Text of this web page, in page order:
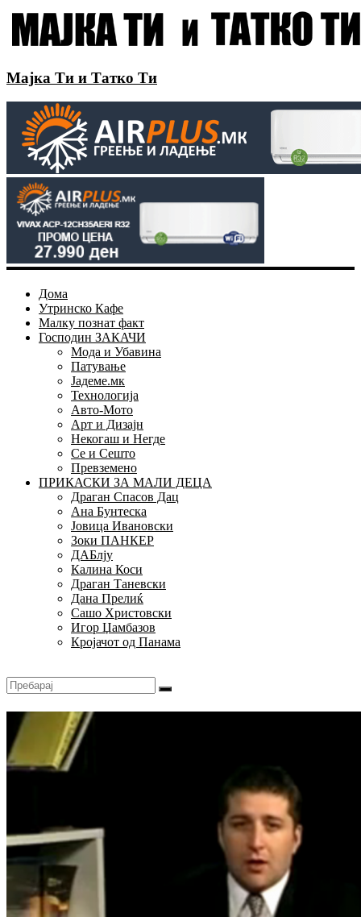
Мајка Ти и Татко Ти
Дома
Утринско Кафе
Малку познат факт
Господин ЗАКАЧИ
Мода и Убавина
Патување
Јадеме.мк
Технологија
Авто-Мото
Арт и Дизајн
Некогаш и Негде
Се и Сешто
Превземено
ПРИКАСКИ ЗА МАЛИ ДЕЦА
Драган Спасов Дац
Ана Бунтеска
Јовица Ивановски
Зоки ПАНКЕР
ДАБлју
Калина Коси
Драган Таневски
Дана Прелиќ
Сашо Христовски
Игор Џамбазов
Кројачот од Панама